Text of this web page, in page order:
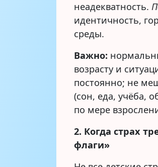
неадекватность.
идентичность,
среды.
Важно:
возрасту и
постоянно; не
(сон, еда, учёба,
по мере
2. Когда страх
флаги»